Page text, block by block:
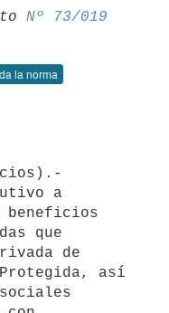
Nº 73/019
la norma
a
beneficios
que
de
así